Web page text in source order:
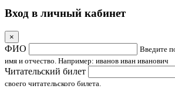
Вход в личный кабинет
×
ФИО
Введите
имя и отчество. Например: иванов иван иванович
Читательский билет
своего читательского билета.